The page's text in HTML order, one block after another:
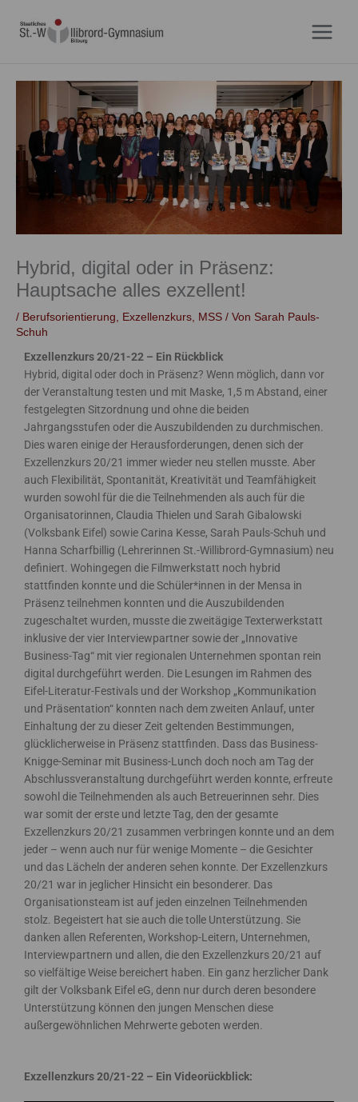
Inhalt
Hybrid, digital oder in Präsenz:
Hauptsache alles exzellent!
/ Berufsorientierung Exzellenzkurs MSS / Von Sarah Pauls-
Schuh
Exzellenzkurs 20/21-22 – Ein Rückblick
Hybrid, digital oder doch in Präsenz? Wenn möglich, dann vor
der Veranstaltung testen und mit Maske, 1,5 m Abstand, einer
festgelegten Sitzordnung und ohne die beiden
Jahrgangsstufen oder die Auszubildenden zu durchmischen.
Dies waren einige der Herausforderungen, denen sich der
Exzellenzkurs 20/21 immer wieder neu stellen musste. Aber
auch Flexibilität, Spontanität, Kreativität und Teamfähigkeit
wurden sowohl für die die Teilnehmenden als auch für die
Organisatorinnen, Claudia Thielen und Sarah Gibalowski
(Volksbank Eifel) sowie Carina Kesse, Sarah Pauls-Schuh und
Hanna Scharfbillig (Lehrerinnen St.-Willibrord-Gymnasium) neu
definiert. Wohingegen die Filmwerkstatt noch hybrid
stattfinden konnte und die Schüler*innen in der Mensa in
Präsenz teilnehmen konnten und die Auszubildenden
zugeschaltet wurden, musste die zweitägige Texterwerkstatt
inklusive der vier Interviewpartner sowie der „Innovative
Business-Tag“ mit vier regionalen Unternehmen spontan rein
digital durchgeführt werden. Die Lesungen im Rahmen des
Eifel-Literatur-Festivals und der Workshop „Kommunikation
und Präsentation“ konnten nach dem zweiten Anlauf, unter
Einhaltung der zu dieser Zeit geltenden Bestimmungen,
glücklicherweise in Präsenz stattfinden. Dass das Business-
Knigge-Seminar mit Business-Lunch doch noch am Tag der
Abschlussveranstaltung durchgeführt werden konnte, erfreute
sowohl die Teilnehmenden als auch Betreuerinnen sehr. Dies
war somit der erste und letzte Tag, den der gesamte
Exzellenzkurs 20/21 zusammen verbringen konnte und an dem
jeder – wenn auch nur für wenige Momente – die Gesichter
und das Lächeln der anderen sehen konnte. Der Exzellenzkurs
20/21 war in jeglicher Hinsicht ein besonderer. Das
Organisationsteam ist auf jeden einzelnen Teilnehmenden
stolz. Begeistert hat sie auch die tolle Unterstützung. Sie
danken allen Referenten, Workshop-Leitern, Unternehmen,
Interviewpartnern und allen, die den Exzellenzkurs 20/21 auf
so vielfältige Weise bereichert haben. Ein ganz herzlicher Dank
gilt der Volksbank Eifel eG, denn nur durch deren besondere
Unterstützung können den jungen Menschen diese
außergewöhnlichen Mehrwerte geboten werden.
Exzellenzkurs 20/21-22 – Ein Videorückblick: